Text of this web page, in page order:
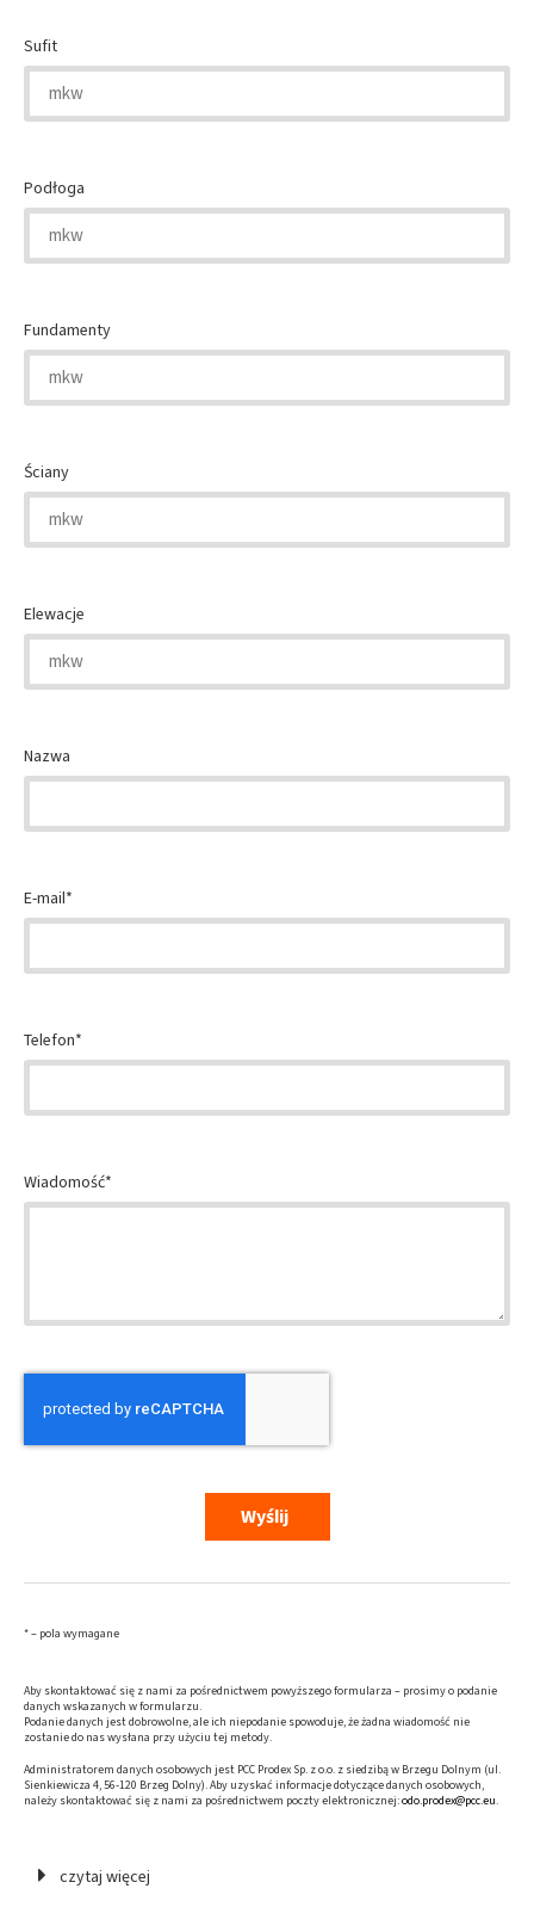
Sufit
Podłoga
Fundamenty
Ściany
Elewacje
Nazwa
E-mail*
Telefon*
Wiadomość*
Wyślij
* – pola wymagane
Aby skontaktować się z nami za pośrednictwem powyższego formularza – prosimy o podanie
danych wskazanych w formularzu.
Podanie danych jest dobrowolne, ale ich niepodanie spowoduje, że żadna wiadomość nie
zostanie do nas wysłana przy użyciu tej metody.
Administratorem danych osobowych jest PCC Prodex Sp. z o.o. z siedzibą w Brzegu Dolnym (ul.
Sienkiewicza 4, 56-120 Brzeg Dolny). Aby uzyskać informacje dotyczące danych osobowych,
należy skontaktować się z nami za pośrednictwem poczty elektronicznej:odo.prodex@pcc.eu.
czytaj więcej